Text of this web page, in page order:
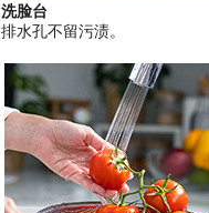
洗脸台
排水孔不留污渍。